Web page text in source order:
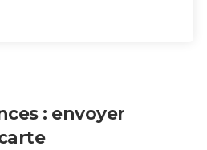
: envoyer